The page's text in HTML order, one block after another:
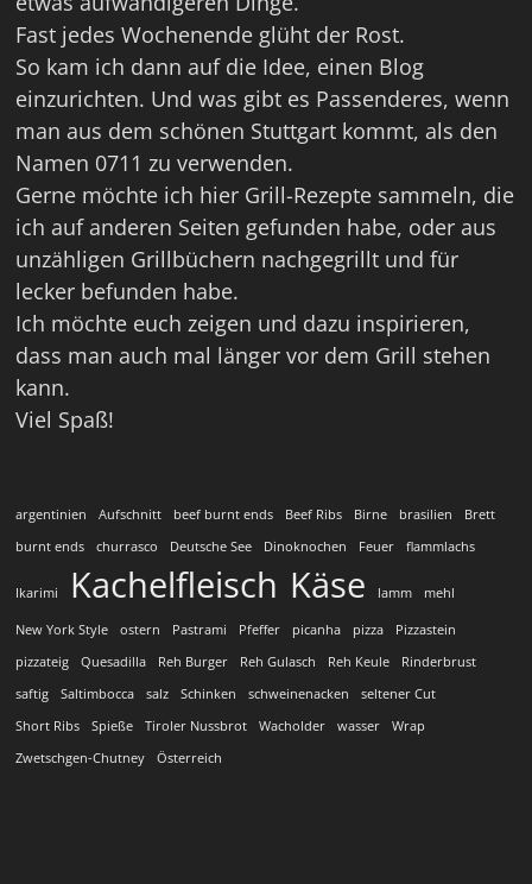
Fast jedes Wochenende glüht der Rost.
So kam ich dann auf die Idee, einen Blog
einzurichten. Und was gibt es Passenderes, wenn
man aus dem schönen Stuttgart kommt, als den
Namen 0711 zu verwenden.
Gerne möchte ich hier Grill-Rezepte sammeln, die
ich auf anderen Seiten gefunden habe, oder aus
unzähligen Grillbüchern nachgegrillt und für
lecker befunden habe.
Ich möchte euch zeigen und dazu inspirieren,
dass man auch mal länger vor dem Grill stehen
kann.
Viel Spaß!
argentinien Aufschnitt beef burnt ends Beef Ribs Birne brasilien
Brett
burnt ends
churrasco Deutsche See Dinoknochen Feuer flammlachs
Ikarimi Kachelfleisch Käse lamm mehl
New York Style ostern Pastrami Pfeffer picanha pizza
Pizzastein
pizzateig
Quesadilla Reh Burger Reh Gulasch Reh Keule
Rinderbrust
saftig
Saltimbocca salz Schinken schweinenacken
seltener Cut
Short Ribs
Spieße Tiroler Nussbrot Wacholder wasser
Wrap
Zwetschgen-Chutney
Österreich